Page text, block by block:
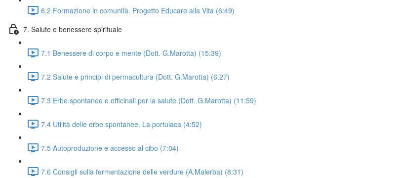
6.2 Formazione in comunità. Progetto Educare alla Vita (6:49)
7. Salute e benessere spirituale
7.1 Benessere di corpo e mente (Dott. G.Marotta) (15:39)
7.2 Salute e principi di permacultura (Dott. G.Marotta) (6:27)
7.3 Erbe spontanee e officinali per la salute (Dott. G.Marotta) (11:59)
7.4 Utilità delle erbe spontanee. La portulaca (4:52)
7.5 Autoproduzione e accesso al cibo (7:04)
7.6 Consigli sulla fermentazione delle verdure (A.Malerba) (8:31)